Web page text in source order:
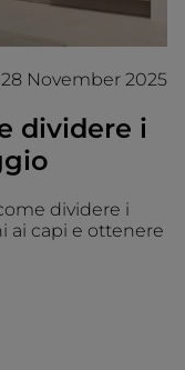
28 November 2025
dividere i
dividere i
ai capi e ottenere